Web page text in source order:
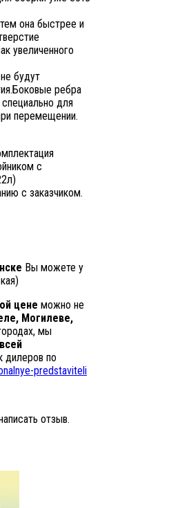
она быстрее и
увеличенного
будут
ребра
для
перемещении.
с
с заказчиком.
Вы можете у
цене можно не
Могилеве,
мы
дилеров по
predstaviteli
отзыв.